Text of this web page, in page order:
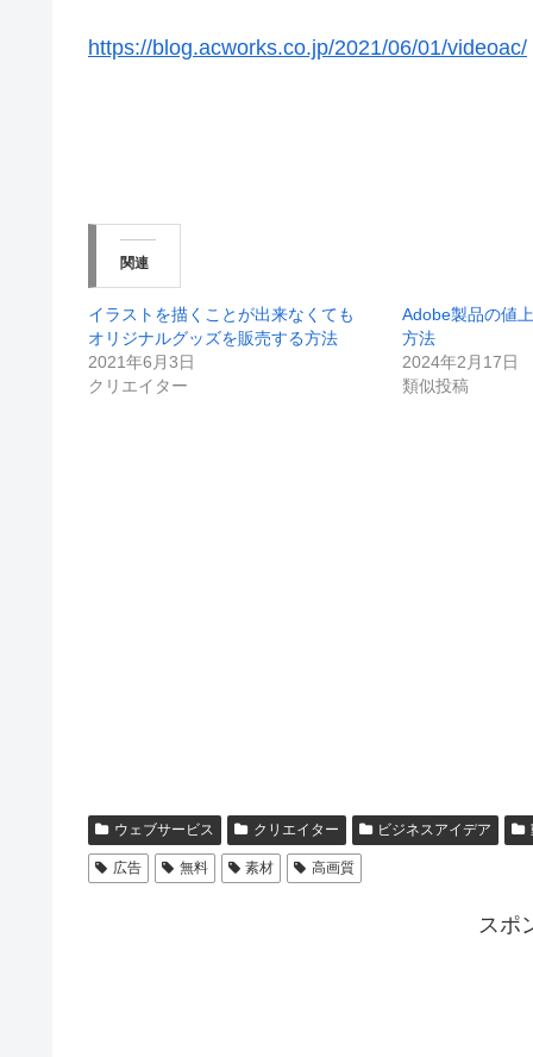
https://blog.acworks.co.jp/2021/06/01/videoac/
関連
イラストを描くことが出来なくても
オリジナルグッズを販売する方法
2021年6月3日
クリエイター
Adobe製品の値
方法
2024年2月17日
類似投稿
ウェブサービス クリエイター ビジネスアイデア
広告 無料 素材 高画質
スポ